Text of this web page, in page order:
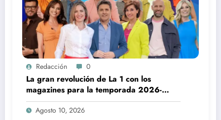
Redacción 0
La gran revolución de La 1 con los
magazines para la temporada 2026-
2027
Agosto 10, 2026